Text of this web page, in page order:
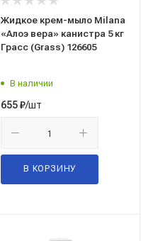
Жидкое крем-мыло Milana
«Алоэ вера» канистра 5 кг
Грасс (Grass) 126605
В наличии
655₽/шт
В КОРЗИНУ